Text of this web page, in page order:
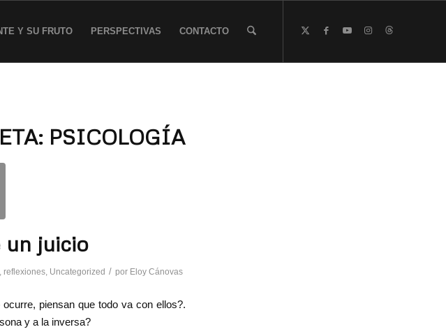
Y SU FRUTO PERSPECTIVAS CONTACTO
PSICOLOGÍA
un juicio
reflexiones, Uncategorized / por Eloy Cánovas
piensan que todo va con ellos?.
y a la inversa?